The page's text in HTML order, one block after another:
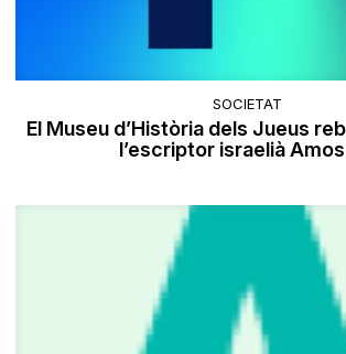
SOCIETAT
El Museu d’Història dels Jueus
l’escriptor israelià